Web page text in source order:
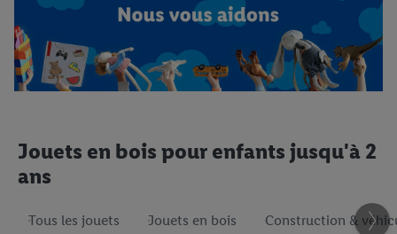
Jouets en bois pour enfants jusqu'à 2
ans
Tous les jouets Jouets en bois Construction &